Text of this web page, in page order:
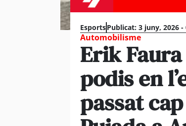
EsportsPublicat: 3 juny, 2026 -
Automobilisme
Erik
podis en
passat